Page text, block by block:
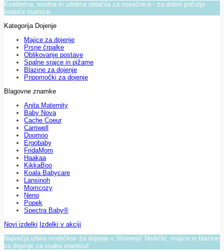
Kvalitetna, modna in udobna oblačila za nosečnice - za dobro počutje
bodoče mamice.
Kategorija Dojenje
Majice za dojenje
Prsne črpalke
Oblikovanje postave
Spalne srajce in pižame
Blazine za dojenje
Pripomočki za dojenje
Blagovne znamke
Anita Maternity
Baby Nova
Cache Coeur
Carriwell
Doomoo
Ergobaby
FridaMom
Haakaa
KikkaBoo
Koala Babycare
Lansinoh
Momcozy
Neno
Popek
Spectra Baby®
Novi izdelki Izdelki v akciji
Največja izbira modrčkov za dojenje v Sloveniji! Nedrčki, majice in blazine
za dojenje za vsako mamico!